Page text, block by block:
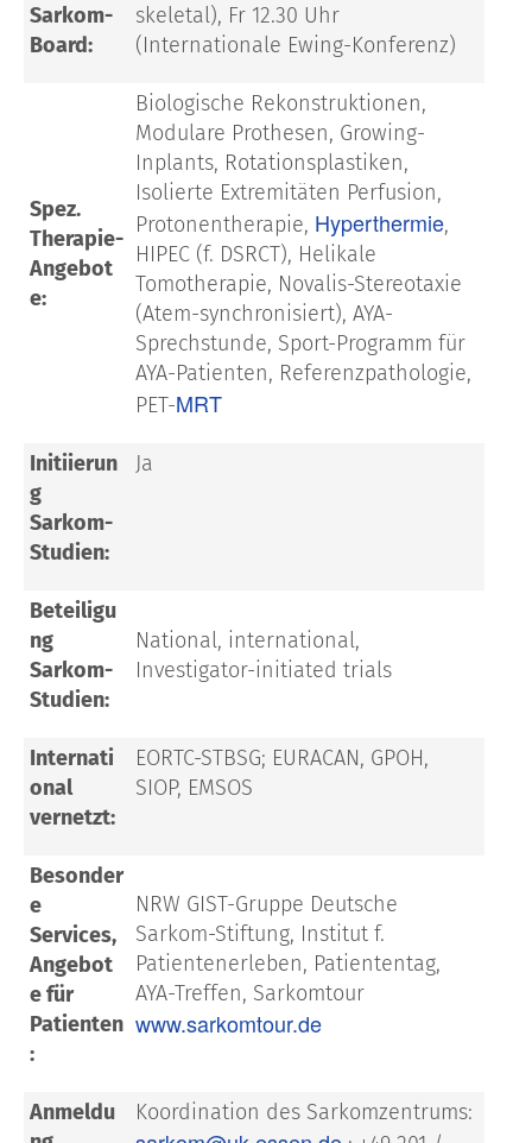
Sarkom-
Board:
skeletal), Fr 12.30 Uhr
(Internationale Ewing-Konferenz)
Spez.
Therapie-
Angebot
e:
Biologische Rekonstruktionen,
Modulare Prothesen, Growing-
Inplants, Rotationsplastiken,
Isolierte Extremitäten Perfusion,
Protonentherapie, Hyperthermie,
HIPEC (f. DSRCT), Helikale
Tomotherapie, Novalis-Stereotaxie
(Atem-synchronisiert), AYA-
Sprechstunde, Sport-Programm für
AYA-Patienten, Referenzpathologie,
PET-MRT
Initiierun
g
Sarkom-
Studien:
Ja
Beteiligu
ng
Sarkom-
Studien:
National, international,
Investigator-initiated trials
Internati
onal
vernetzt:
EORTC-STBSG; EURACAN, GPOH,
SIOP, EMSOS
Besonder
e
Services,
Angebot
e für
Patienten
:
NRW GIST-Gruppe Deutsche
Sarkom-Stiftung, Institut f.
Patientenerleben, Patiententag,
AYA-Treffen, Sarkomtour
www.sarkomtour.de
Anmeldu
Koordination des Sarkomzentrums: